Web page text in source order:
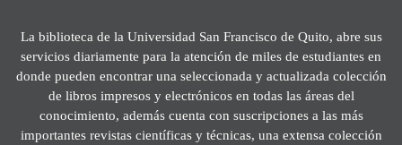
La biblioteca de la Universidad San Francisco de Quito, abre sus
servicios diariamente para la atención de miles de estudiantes en
donde pueden encontrar una seleccionada y actualizada colección
de libros impresos y electrónicos en todas las áreas del
conocimiento, además cuenta con suscripciones a las más
importantes revistas científicas y técnicas, una extensa colección